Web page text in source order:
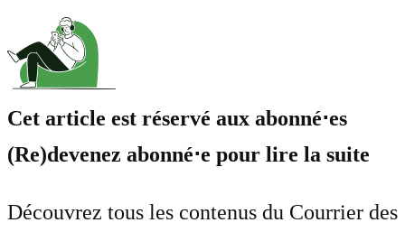
Cet article est réservé aux abonné⋅es
(Re)devenez abonné⋅e pour lire la suite
Découvrez tous les contenus du Courrier des